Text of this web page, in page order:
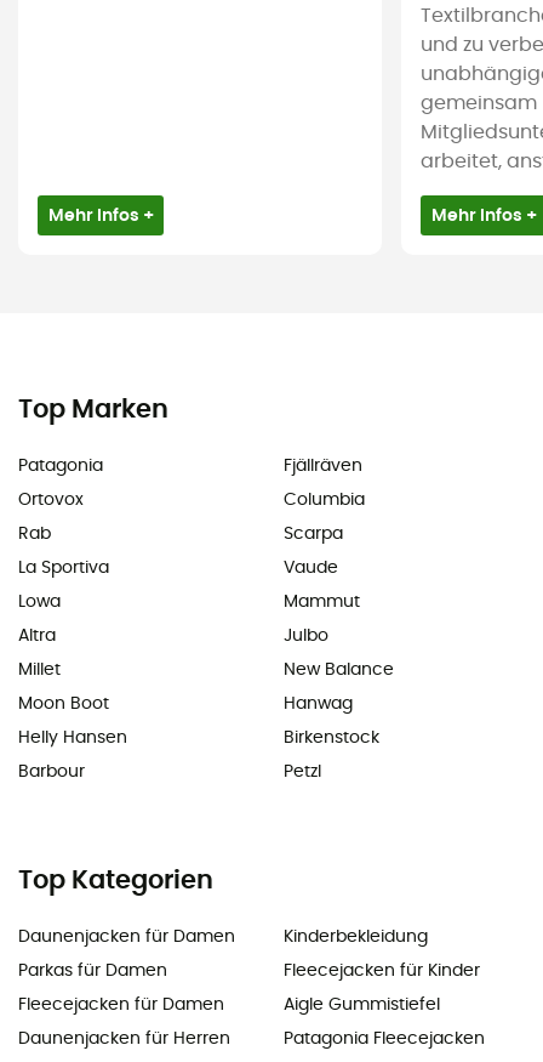
Mehr Infos +
und zu
gemeinsam
arbeitet,
Mehr Infos +
Top Marken
Patagonia
Ortovox
Rab
La Sportiva
Lowa
Altra
Millet
Moon Boot
Helly Hansen
Barbour
Fjällräven
Columbia
Scarpa
Vaude
Mammut
Julbo
New Balance
Hanwag
Birkenstock
Petzl
Top Kategorien
Daunenjacken für Damen
Parkas für Damen
Fleecejacken für Damen
Daunenjacken für Herren
Kinderbekleidung
Fleecejacken für Kinder
Aigle Gummistiefel
Patagonia Fleecejacken